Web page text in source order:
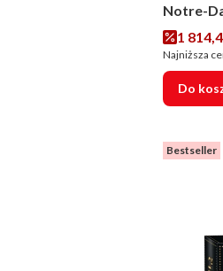
Notre-
Cena
1
Najniższa
Do
Bestseller